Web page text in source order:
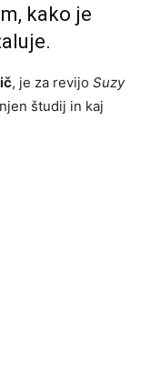
kako je
, je za revijo Suzy
študij in kaj